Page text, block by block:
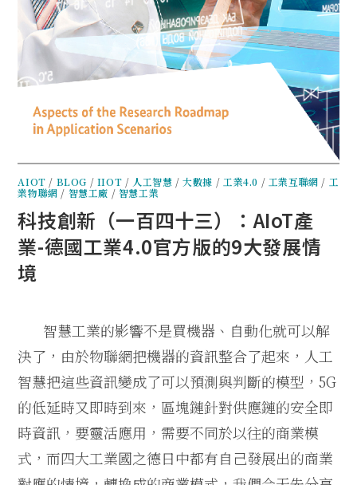
AIOT / BLOG / IIOT / 人工智慧 /大數據 / 工業4.0 / 工業互聯網 / 工
業物聯網 / 智慧工廠 / 智慧工業
科技創新（一百四十三）：AIoT產
業-德國工業4.0官方版的9大發展情
境
智慧工業的影響不是買機器、自動化就可以解
決了，由於物聯網把機器的資訊整合了起來，人工
智慧把這些資訊變成了可以預測與判斷的模型，5G
的低延時又即時到來，區塊鏈針對供應鏈的安全即
時資訊，要靈活應用，需要不同於以往的商業模
式，而四大工業國之德日中都有自己發展出的商業